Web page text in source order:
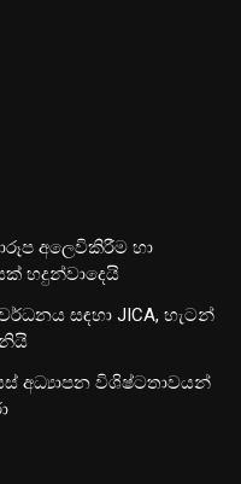
අලෙවිකිරීම හා
හදුන්වාදෙයි
සඳහා JICA, හැටන්
අධ්‍යාපන විශිෂ්ටතාවයන්